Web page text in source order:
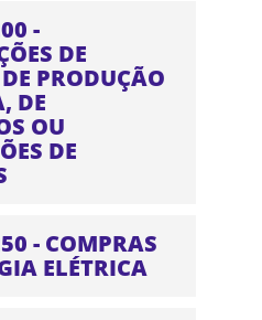
-
DE
PRODUÇÃO
DE
OU
DE
- COMPRAS
ELÉTRICA